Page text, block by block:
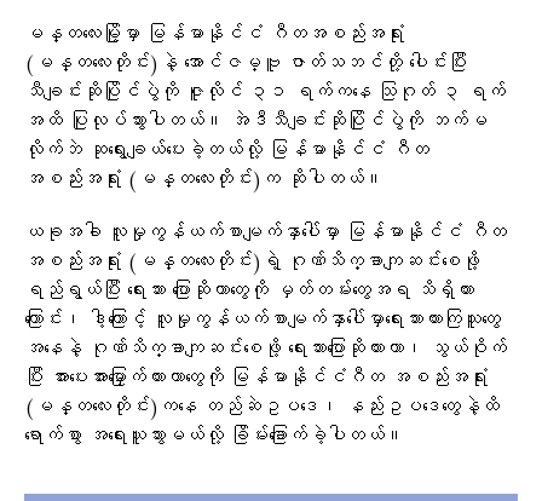
မန္တလေးမြို့မှာ မြန်မာနိုင်ငံ ဂီတအစည်းအရုံး
(မန္တလေးတိုင်း)နဲ့ အောင်ဇမ္ဗူ ဇာတ်သဘင်တို့ ပေါင်းပြီး
သီချင်းဆိုပြိုင်ပွဲကို ဇူလိုင် ၃၁ ရက်ကနေ သြဂုတ် ၃ ရက်
အထိ ပြုလုပ်သွားပါတယ်။ အဲဒီသီချင်းဆိုပြိုင်ပွဲကို ဘက်မ
လိုက်ဘဲ ဆုရွေးချယ်ပေးခဲ့တယ်လို့ မြန်မာနိုင်ငံ ဂီတ
အစည်းအရုံး (မန္တလေးတိုင်း)က ဆိုပါတယ်။
ယခုအခါ လူမှုကွန်ယက်စာမျက်နှာပေါ်မှာ မြန်မာနိုင်ငံ ဂီတ
အစည်းအရုံး (မန္တလေးတိုင်း)ရဲ့ ဂုဏ်သိက္ခာကျဆင်းစေဖို့
ရည်ရွယ်ပြီး ရေးသား ပြောဆိုတာတွေကို မှတ်တမ်းတွေအရ သိရှိထား
ကြောင်း၊ ဒါ့ကြောင့် လူမှုကွန်ယက်စာမျက်နှာပေါ်မှာရေးသားထားကြသူတွေ
အနေနဲ့ ဂုဏ်သိက္ခာကျဆင်းစေဖို့ ရေးသားပြောဆိုထားတာ၊ သွယ်ဝိုက်
ပြီး အားပေးအားမြှောက်ထားတာတွေကို မြန်မာနိုင်ငံဂီတ အစည်းအရုံး
(မန္တလေးတိုင်း)ကနေ တည်ဆဲဥပဒေ၊ နည်းဥပဒေတွေနဲ့ထိ
ရောက်စွာ အရေးယူသွားမယ်လို့ ခြိမ်းခြောက်ခဲ့ပါတယ်။